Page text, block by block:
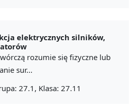
elektrycznych silników,
rozumie się fizyczne lub
sur...
27.1, Klasa: 27.11